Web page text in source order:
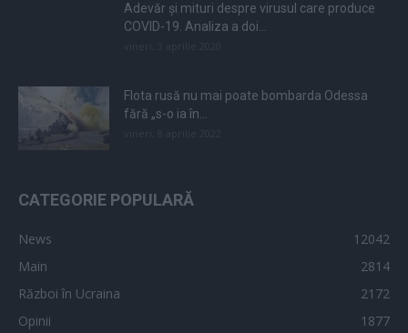
Adevăr și mituri despre virusul care produce
COVID-19. Analiza a doi...
Flota rusă nu mai poate bombarda Odessa
fără „s-o ia în...
CATEGORIE POPULARĂ
News
12042
Main
2814
Război în Ucraina
2172
Opinii
1877